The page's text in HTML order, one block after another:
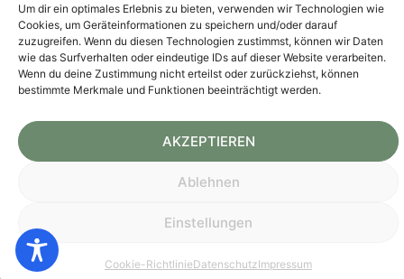
Um dir ein optimales Erlebnis zu bieten, verwenden wir Technologien wie
Cookies, um Geräteinformationen zu speichern und/oder darauf
zuzugreifen. Wenn du diesen Technologien zustimmst, können wir Daten
wie das Surfverhalten oder eindeutige IDs auf dieser Website verarbeiten.
Wenn du deine Zustimmung nicht erteilst oder zurückziehst, können
bestimmte Merkmale und Funktionen beeinträchtigt werden.
AKZEPTIEREN
Ablehnen
Einstellungen
Cookie-RichtlinieDatenschutzImpressum
Widerrufsbelehrung
Vertrag widerrufen
Versandarten
Zahlungsarten
Cookie-Richtlinie (EU)